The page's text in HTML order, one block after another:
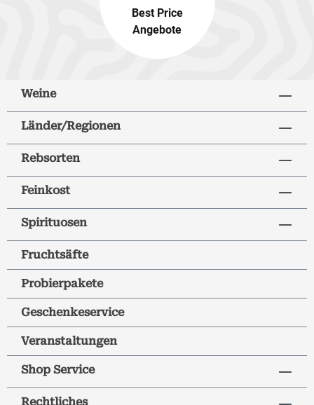
Best Price
Angebote
Weine
Länder/Regionen
Rebsorten
Feinkost
Spirituosen
Fruchtsäfte
Probierpakete
Geschenkeservice
Veranstaltungen
Shop Service
Rechtliches